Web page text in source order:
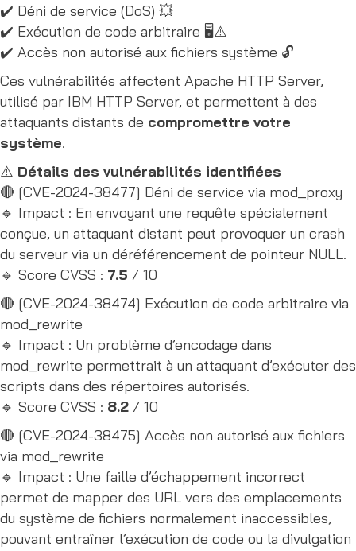
✔️ Déni de service (DoS) 💥
✔️ Exécution de code arbitraire 🖥️⚠️
✔️ Accès non autorisé aux fichiers système 🔓
Ces vulnérabilités affectent Apache HTTP Server,
utilisé par IBM HTTP Server, et permettent à des
attaquants distants de compromettre votre
système.
⚠️ Détails des vulnérabilités identifiées
🔴 [CVE-2024-38477] Déni de service via mod_proxy
🔹 Impact : En envoyant une requête spécialement
conçue, un attaquant distant peut provoquer un crash
du serveur via un déréférencement de pointeur NULL.
🔹 Score CVSS : 7.5 / 10
🔴 [CVE-2024-38474] Exécution de code arbitraire via
mod_rewrite
🔹 Impact : Un problème d’encodage dans
mod_rewrite permettrait à un attaquant d’exécuter des
scripts dans des répertoires autorisés.
🔹 Score CVSS : 8.2 / 10
🔴 [CVE-2024-38475] Accès non autorisé aux fichiers
via mod_rewrite
🔹 Impact : Une faille d’échappement incorrect
permet de mapper des URL vers des emplacements
du système de fichiers normalement inaccessibles,
pouvant entraîner l’exécution de code ou la divulgation